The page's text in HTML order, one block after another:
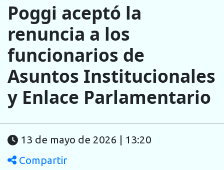
Poggi aceptó la
renuncia a los
funcionarios de
Asuntos Institucionales
y Enlace Parlamentario
13 de mayo de 2026 | 13:20
Compartir